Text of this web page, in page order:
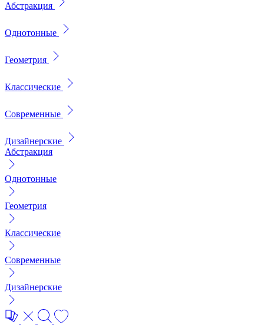
Абстракция
Однотонные
Геометрия
Классические
Современные
Дизайнерские
Абстракция
Однотонные
Геометрия
Классические
Современные
Дизайнерские